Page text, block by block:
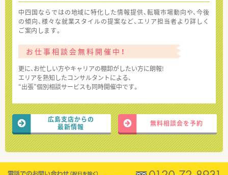
中四国ならではの地域に特化した情報提供、転職市場動向や、今後
の傾向、様々な就業スタイルの提案など、エリア担当者より詳しく
ご案内します。
お仕事相談会無料開催中！
更に、お忙しい方やキャリアの棚卸がしたい方に朗報!
エリアを熟知したコンサルタントによる、
“出張”個別相談サービスも同時開催中です。
広島支店からの
最新情報
無料相談会を予約